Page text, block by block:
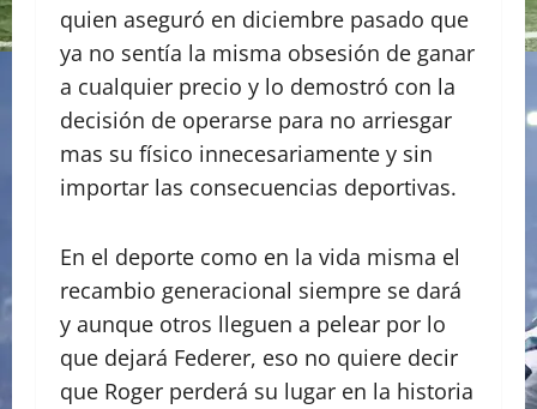
quien aseguró en diciembre pasado que
ya no sentía la misma obsesión de ganar
a cualquier precio y lo demostró con la
decisión de operarse para no arriesgar
mas su físico innecesariamente y sin
importar las consecuencias deportivas.
En el deporte como en la vida misma el
recambio generacional siempre se dará
y aunque otros lleguen a pelear por lo
que dejará Federer, eso no quiere decir
que Roger perderá su lugar en la historia